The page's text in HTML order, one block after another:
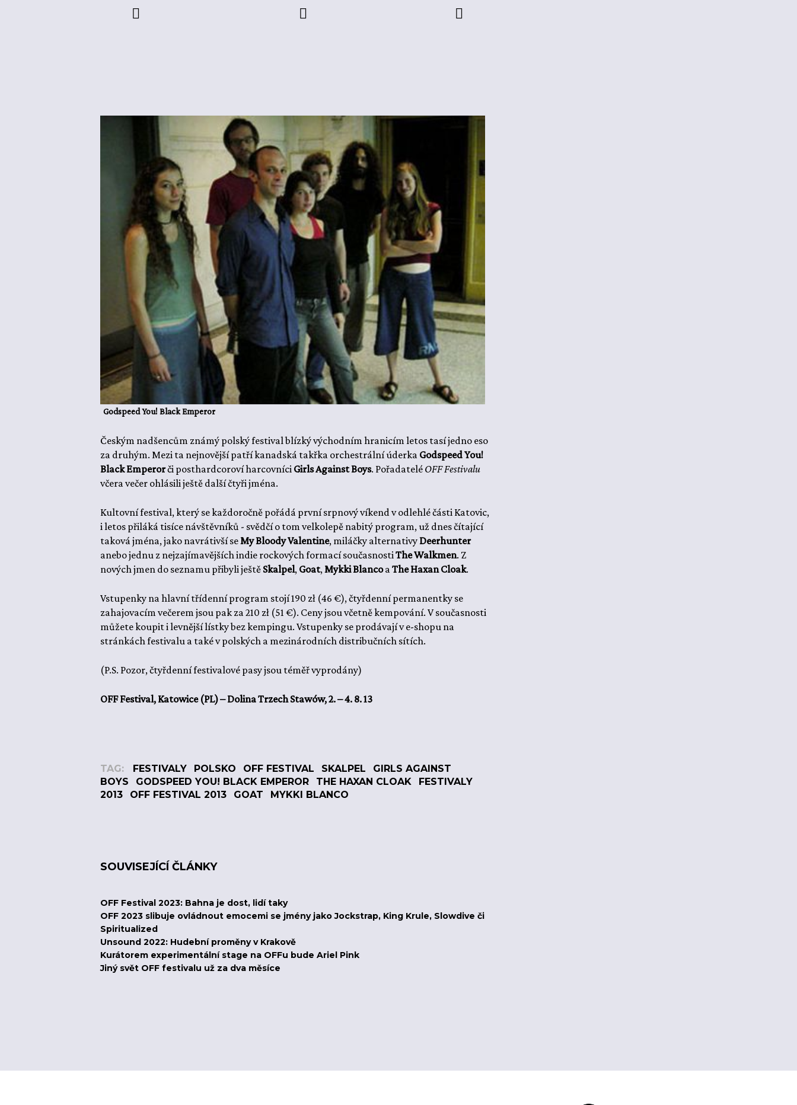
Godspeed You! Black Emperor
Českým nadšencům známý polský festival blízký východním hranicím letos tasí jedno eso
za druhým. Mezi ta nejnovější patří kanadská takřka orchestrální úderka Godspeed You!
Black Emperorči posthardcoroví harcovníci Girls Against Boys. Pořadatelé OFF Festivalu
včera večer ohlásili ještě další čtyři jména.
Kultovní festival, který se každoročně pořádá první srpnový víkend v odlehlé části Katovic,
i letos přiláká tisíce návštěvníků - svědčí o tom velkolepě nabitý program, už dnes čítající
taková jména, jako navrátivší seMy Bloody Valentine, miláčky alternativy Deerhunter
anebo jednu z nejzajímavějších indie rockových formací současnosti The Walkmen. Z
nových jmen do seznamu přibyli ještě Skalpel, Goat, Mykki Blancoa The Haxan Cloak.
Vstupenky na hlavní třídenní program stojí 190 zł (46 €), čtyřdenní permanentky se
zahajovacím večerem jsou pak za 210 zł (51 €). Ceny jsou včetně kempování. V současnosti
můžete koupit i levnější lístky bez kempingu. Vstupenky se prodávají v e-shopu na
stránkách festivalu a také v polských a mezinárodních distribučních sítích.
(P.S. Pozor, čtyřdenní festivalové pasy jsou téměř vyprodány)
OFF Festival, Katowice (PL) – Dolina Trzech Stawów, 2. – 4. 8. 13
TAG: FESTIVALY POLSKO OFF FESTIVAL SKALPEL
GIRLS AGAINST
BOYS
GODSPEED YOU! BLACK EMPEROR THE HAXAN CLOAK
FESTIVALY
2013
OFF FESTIVAL 2013 GOAT MYKKI BLANCO
SOUVISEJÍCÍ ČLÁNKY
OFF Festival 2023: Bahna je dost, lidí taky
OFF 2023 slibuje ovládnout emocemi se jmény jako Jockstrap, King Krule, Slowdive či
Spiritualized
Unsound 2022: Hudební proměny v Krakově
Kurátorem experimentální stage na OFFu bude Ariel Pink
Jiný svět OFF festivalu už za dva měsíce